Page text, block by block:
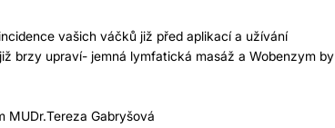
vašich váčků již před aplikací a užívání
brzy upraví- jemná lymfatická masáž a Wobenzym by
MUDr.Tereza Gabryšová